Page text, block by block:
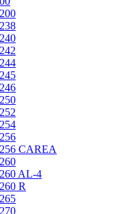
CAREA
AL-4
R